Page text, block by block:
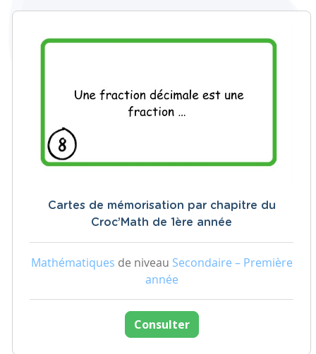
Cartes de mémorisation par chapitre du
Croc’Math de 1ère année
Mathématiques de niveau Secondaire – Première
année
Consulter